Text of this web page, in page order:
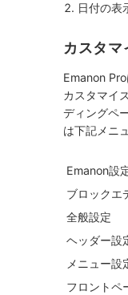
日付の表
カスタ
Emanon
カスタマイ
ディングペ
は下記メニ
Emanon設
ブロックエ
全般設定
ヘッダー設
メニュー設
フロントペ